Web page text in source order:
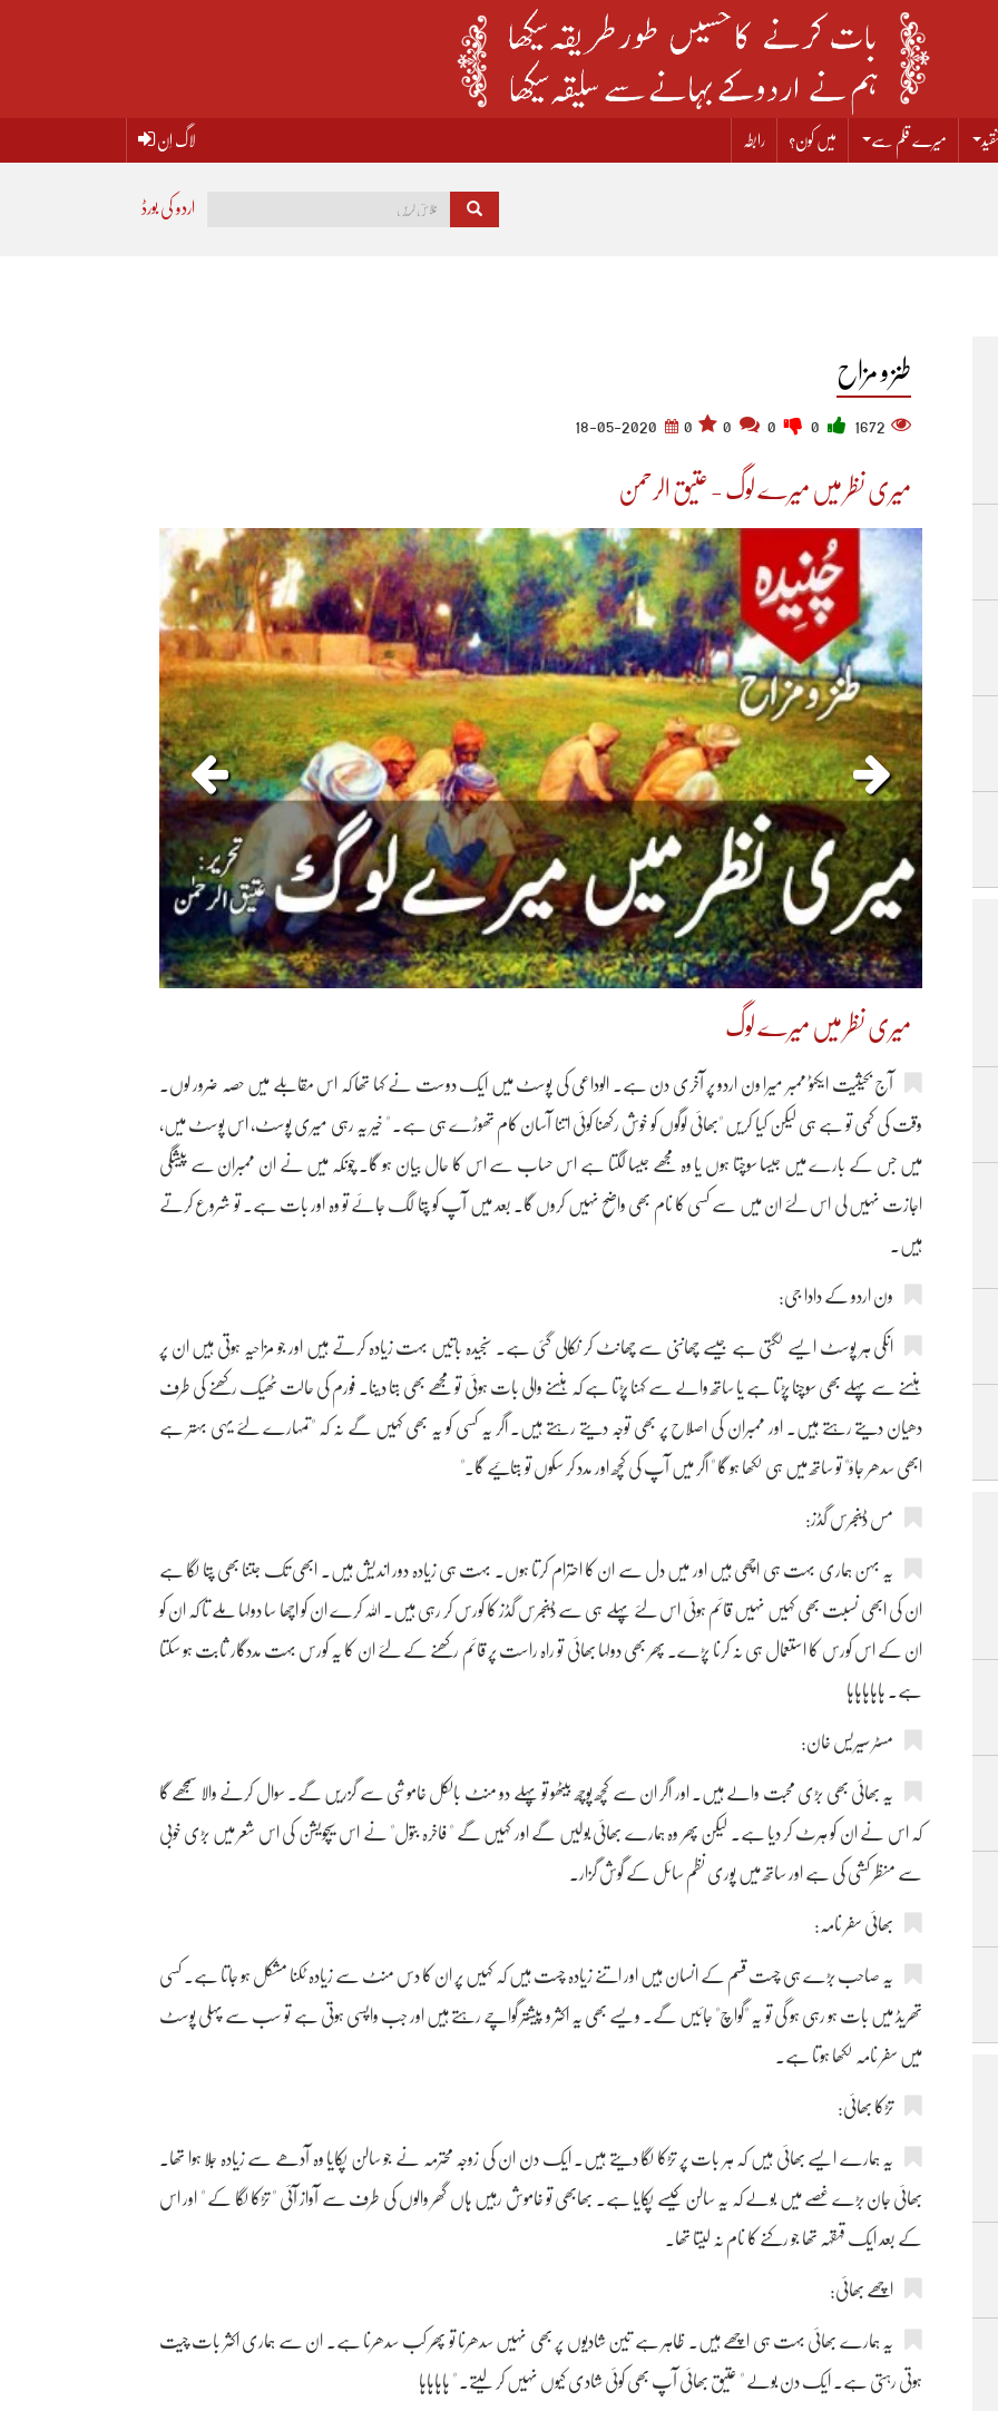
میرے قلم سے میں کون؟ رابطہ لاگ اِن
اردو کی بورڈ
طنز و مزاح
1672
0
18-05-2020
میری نظر میں میرے لوگ - عتیق الرحمن
میری نظر میں میرے لوگ
آج بحیثیت ایکٹو ممبر میرا ون اردو پر آخری دن ہے۔ الوداعی کی پوسٹ میں ایک دوست نے کہا تھا کہ اس مقابلے میں حصہ ضرور لوں۔
وقت کی کمی تو ہے ہی لیکن کیا کریں "بھائی لوگوں کو خوش رکھنا کوئی اتنا آسان کام تھوڑے ہی ہے۔ " خیر یہ رہی میری پوسٹ، اس پوسٹ میں،
میں جس کے بارے میں جیسا سوچتا ہوں یا وہ مجھے جیسا لگتا ہے اس حساب سے اس کا حال بیان ہو گا۔ چونکہ میں نے ان ممبران سے پیشگی
اجازت نہیں لی اس لئے ان میں سے کسی کا نام بھی واضح نہیں کروں گا۔ بعد میں آپ کو پتا لگ جائے تو وہ اور بات ہے۔ تو شروع کرتے
ہیں۔
ون اردو کے دادا جی:
انکی ہر پوسٹ ایسے لگتی ہے جیسے چھاننی سے چھانٹ کر نکالی گئی ہے۔ سنجیدہ باتیں بہت زیادہ کرتے ہیں اور جو مزاحیہ ہوتی ہیں ان پر
ہنسنے سے پہلے بھی سوچنا پڑتا ہے یا ساتھ والے سے کہنا پڑتا ہے کہ ہنسنے والی بات ہوئی تو مجھے بھی بتا دینا۔ فورم کی حالت ٹھیک رکھنے کی طرف
دھیان دیتے رہتے ہیں۔ اور ممبران کی اصلاح پر بھی توجہ دیتے رہتے ہیں۔ اگر یہ کسی کو یہ بھی کہیں گے نہ کہ "تمہارے لئے یہی بہتر ہے
ابھی سدھر جاؤ" تو ساتھ میں ہی لکھا ہو گا " اگر میں آپ کی کچھ اور مدد کر سکوں تو بتائیے گا۔"
مس ڈینجرس گڈز:
یہ بہن ہماری بہت ہی اچھی ہیں اور میں دل سے ان کا احترام کرتا ہوں۔ بہت ہی زیادہ دور اندیش ہیں۔ ابھی تک جتنا بھی پتا لگا ہے
ان کی ابھی نسبت بھی کہیں نہیں قائم ہوئی اس لئے پہلے ہی سے ڈینجرس گڈز کا کورس کر رہی ہیں۔ اللہ کرے ان کو اچھا سا دولہا ملے تا کہ ان کو
ان کے اس کورس کا استعمال ہی نہ کرنا پڑے۔ پھر بھی دولہا بھائی تو راہ راست پر قائم رکھنے کے لئے ان کا یہ کورس بہت مددگار ثابت ہو سکتا
ہے۔ ہاہاہاہاہا
مسٹر سیریس خان:
یہ بھائی بھی بڑی محبت والے ہیں۔ اور اگر ان سے کچھ پوچھ بیٹھو تو پہلے دو منٹ بالکل خاموشی سے گزریں گے۔ سوال کرنے والا سمجھے گا
کہ اس نے ان کو ہرٹ کر دیا ہے۔ لیکن پھر وہ ہمارے بھائی بولیں گے اور کہیں گے " فاخرہ بتول" نے اس سیچویشن کی اس شعر میں بڑی خوبی
سے منظر کشی کی ہے اور ساتھ میں پوری نظم سائل کے گوش گزار۔
بھائی سفر نامہ:
یہ صاحب بڑے ہی چست قسم کے انسان ہیں اور اتنے زیادہ چست ہیں کہ کہیں پر ان کا دس منٹ سے زیادہ ٹکنا مشکل ہو جاتا ہے۔ کسی
تھریڈ میں بات ہو رہی ہو گی تو یہ "گواچ" جائیں گے۔ ویسے بھی یہ اکثر و پیشتر گواچے رہتے ہیں اور جب واپسی ہوتی ہے تو سب سے پہلی پوسٹ
میں سفر نامہ لکھا ہوتا ہے۔
تڑکا بھائی:
یہ ہمارے ایسے بھائی ہیں کہ ہر بات پر تڑکا لگا دیتے ہیں۔ ایک دن ان کی زوجہ محترمہ نے جو سالن پکایا وہ آدھے سے زیادہ جلا ہوا تھا۔
بھائی جان بڑے غصے میں بولے کہ یہ سالن کیسے پکایا ہے۔ بھابھی تو خاموش رہیں ہاں گھر والوں کی طرف سے آواز آئی " تڑکا لگا کے " اور اس
کے بعد ایک قہقہہ تھا جو رکنے کا نام نہ لیتا تھا۔
اچھے بھائی:
یہ ہمارے بھائی بہت ہی اچھے ہیں۔ ظاہر ہے تین شادیوں پر بھی نہیں سدھرنا تو پھر کب سدھرنا ہے۔ ان سے ہماری اکثر بات چیت
ہوتی رہتی ہے۔ ایک دن بولے " عتیق بھائی آپ بھی کوئی شادی کیوں نہیں کر لیتے۔ " ہاہاہاہا